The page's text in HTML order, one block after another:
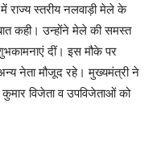
राज्य स्तरीय नलवाड़ी मेले के
कही। उन्होंने मेले की समस्त
शुभकामनाएं दीं। इस मौके पर
नेता मौजूद रहे। मुख्यमंत्री ने
कुमार विजेता व उपविजेताओं को